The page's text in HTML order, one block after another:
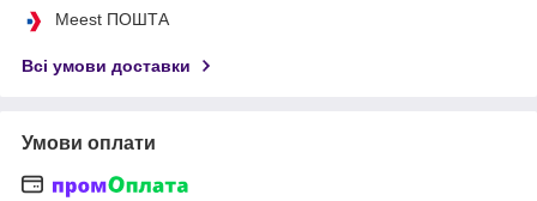
Meest ПОШТА
Всі умови доставки
Умови оплати